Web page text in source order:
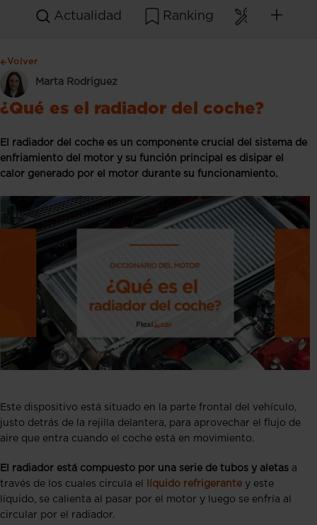
Actualidad Ranking
Volver
Marta Rodriguez
¿Qué es el radiador del coche?
El radiador del coche es un componente crucial del sistema de
enfriamiento del motor y su función principal es disipar el
calor generado por el motor durante su funcionamiento.
Este dispositivo está situado en la parte frontal del vehículo,
justo detrás de la rejilla delantera, para aprovechar el flujo de
aire que entra cuando el coche está en movimiento.
El radiador está compuesto por una serie de tubos y aletas a
través de los cuales circula el
líquido refrigerante y este
líquido, se calienta al pasar por el motor y luego se enfría al
circular por el radiador.